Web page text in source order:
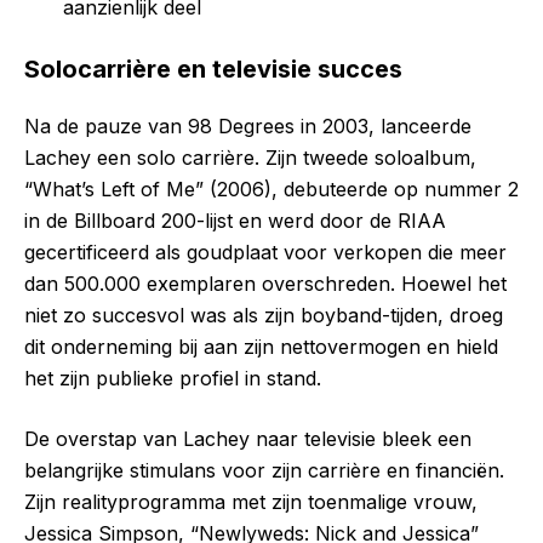
aanzienlijk deel
Solocarrière en televisie succes
Na de pauze van 98 Degrees in 2003, lanceerde
Lachey een solo carrière. Zijn tweede soloalbum,
“What’s Left of Me” (2006), debuteerde op nummer 2
in de Billboard 200-lijst en werd door de RIAA
gecertificeerd als goudplaat voor verkopen die meer
dan 500.000 exemplaren overschreden. Hoewel het
niet zo succesvol was als zijn boyband-tijden, droeg
dit onderneming bij aan zijn nettovermogen en hield
het zijn publieke profiel in stand.
De overstap van Lachey naar televisie bleek een
belangrijke stimulans voor zijn carrière en financiën.
Zijn realityprogramma met zijn toenmalige vrouw,
Jessica Simpson, “Newlyweds: Nick and Jessica”